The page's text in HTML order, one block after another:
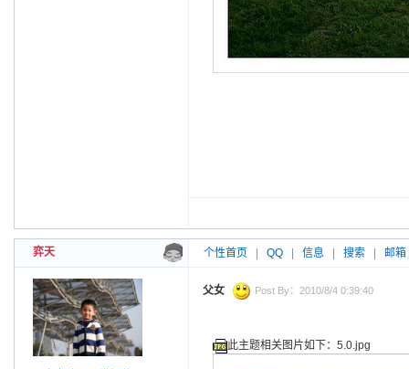
弈天 个性首页 QQ 信息 搜索 邮箱
父女 Post By：2010/8/4 0:39:40
此主题相关图片如下：5.0.jpg